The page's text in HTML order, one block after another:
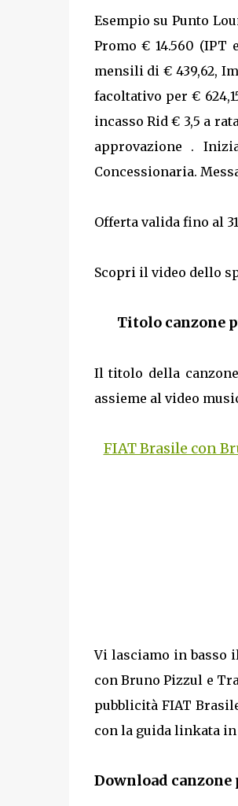
Esempio su Punto
Promo € 14.560 (IPT
mensili di € 439,62,
facoltativo per €
incasso Rid € 3,5 a
approvazione .
Concessionaria.
Offerta valida fino al
Scopri il video dello
Titolo canzone
Il titolo della
assieme al video
FIAT Brasile con
Vi lasciamo in basso
con Bruno Pizzul e
pubblicità FIAT
con la guida linkata in
Download